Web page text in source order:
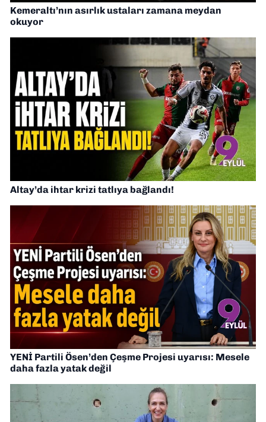
Kemeraltı’nın asırlık ustaları zamana meydan
okuyor
Altay’da ihtar krizi tatlıya bağlandı!
YENİ Partili Ösen’den Çeşme Projesi uyarısı: Mesele
daha fazla yatak değil